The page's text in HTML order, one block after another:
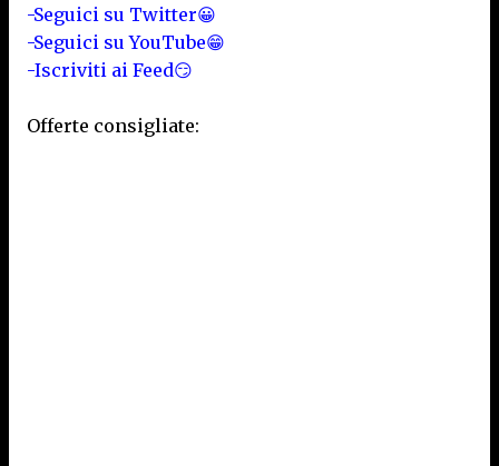
-Seguici su Twitter😀
-Seguici su YouTube😁
-Iscriviti ai Feed😏
Offerte consigliate: